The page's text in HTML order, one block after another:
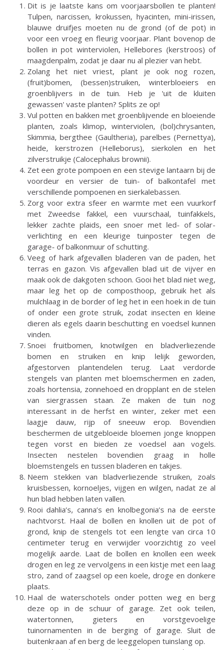
Dit is je laatste kans om voorjaarsbollen te planten!
Tulpen, narcissen, krokussen, hyacinten, mini-irissen,
blauwe druifjes moeten nu de grond (of de pot) in
voor een vroeg en fleurig voorjaar. Plant bovenop de
bollen in pot winterviolen, Hellebores (kerstroos) of
maagdenpalm, zodat je daar nu al plezier van hebt.
Zolang het niet vriest, plant je ook nog rozen,
(fruit)bomen, (bessen)struiken, winterbloeiers en
groenblijvers in de tuin. Heb je 'uit de kluiten
gewassen' vaste planten? Splits ze op!
Vul potten en bakken met groenblijvende en bloeiende
planten, zoals klimop, winterviolen, (bol)chrysanten,
Skimmia, bergthee (Gaultheria), parelbes (Pernettya),
heide, kerstrozen (Helleborus), sierkolen en het
zilverstruikje (Calocephalus brownii).
Zet een grote pompoen en een stevige lantaarn bij de
voordeur en versier de tuin- of balkontafel met
verschillende pompoenen en sierkalebassen.
Zorg voor extra sfeer en warmte met een vuurkorf
met Zweedse fakkel, een vuurschaal, tuinfakkels,
lekker zachte plaids, een snoer met led- of solar-
verlichting en een kleurige tuinposter tegen de
garage- of balkonmuur of schutting.
Veeg of hark afgevallen bladeren van de paden, het
terras en gazon. Vis afgevallen blad uit de vijver en
maak ook de dakgoten schoon. Gooi het blad niet weg,
maar leg het op de composthoop, gebruik het als
mulchlaag in de border of leg het in een hoek in de tuin
of onder een grote struik, zodat insecten en kleine
dieren als egels daarin beschutting en voedsel kunnen
vinden.
Snoei fruitbomen, knotwilgen en bladverliezende
bomen en struiken en knip lelijk geworden,
afgestorven plantendelen terug. Laat verdorde
stengels van planten met bloemschermen en zaden,
zoals hortensia, zonnehoed en dropplant en de stelen
van siergrassen staan. Ze maken de tuin nog
interessant in de herfst en winter, zeker met een
laagje dauw, rijp of sneeuw erop. Bovendien
beschermen de uitgebloeide bloemen jonge knoppen
tegen vorst en bieden ze voedsel aan vogels.
Insecten nestelen bovendien graag in holle
bloemstengels en tussen bladeren en takjes.
Neem stekken van bladverliezende struiken, zoals
kruisbessen, kornoeljes, vijgen en wilgen, nadat ze al
hun blad hebben laten vallen.
Rooi dahlia’s, canna’s en knolbegonia’s na de eerste
nachtvorst. Haal de bollen en knollen uit de pot of
grond, knip de stengels tot een lengte van circa 10
centimeter terug en verwijder voorzichtig zo veel
mogelijk aarde. Laat de bollen en knollen een week
drogen en leg ze vervolgens in een kistje met een laag
stro, zand of zaagsel op een koele, droge en donkere
plaats.
Haal de waterschotels onder potten weg en berg
deze op in de schuur of garage. Zet ook teilen,
watertonnen, gieters en vorstgevoelige
tuinornamenten in de berging of garage. Sluit de
buitenkraan af en berg de leeggelopen tuinslang op.